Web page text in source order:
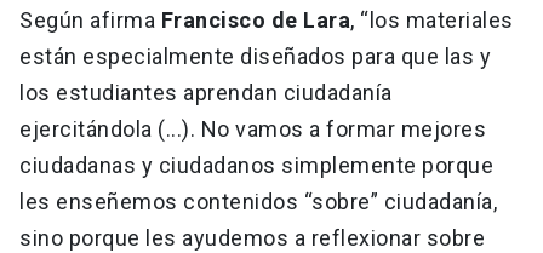
Según afirma Francisco de Lara, “los materiales
están especialmente diseñados para que las y
los estudiantes aprendan ciudadanía
ejercitándola (...). No vamos a formar mejores
ciudadanas y ciudadanos simplemente porque
les enseñemos contenidos “sobre” ciudadanía,
sino porque les ayudemos a reflexionar sobre